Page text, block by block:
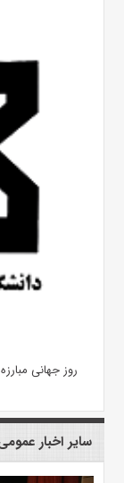
روز جهانی
سایر اخبار